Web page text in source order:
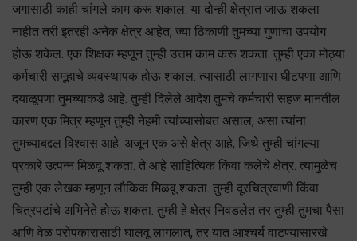
जगासाठी काही चांगले काम करू शकाल. या दोन्ही क्षेत्रात जाऊ शकला
नाहीत तरी इतरही अनेक क्षेत्र आहेत, ज्या ठिकाणी तुमच्या गुणांचा उपयोग
होऊ शकेल. एक शिक्षक म्हणून तुम्ही उत्तम काम करू शकता. तुम्ही एका मोठ्या
कर्मचारी समूहाचे व्यवस्थापक होऊ शकाल. त्यासाठी लागणारा धीटपणा आणि
दयाळूपणा तुमच्याकडे आहे. तुम्ही दिलेले आदेश तुमचे कर्मचारी सहज मानतील
कारण एक मित्र म्हणून तुम्ही नेहमी त्यांच्यासोबत असाल, असा त्यांना
तुमच्याबद्दल विश्वास आहे. अजून एक असे क्षेत्र आहे, जिथे तुम्ही चांगल्या
प्रकारे उत्पन्न मिळवू शकता. ते आहे साहित्यिक किंवा कलेचे क्षेत्र. त्यामुळेच
तुम्ही एक लेखक म्हणून लौकिक मिळवू शकता. तुम्ही दूरचित्रवाणी किंवा
चित्रपटांचे अभिनेते होऊ शकता. तुम्ही हे क्षेत्र निवडलेत तर तुम्ही तुमचा पैसा
आणि वेळ परोपकारासाठी घालवू लागलात, तर यात आश्चर्य वाटण्यासारखे